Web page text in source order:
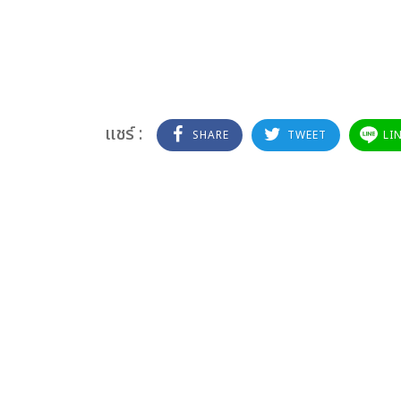
แชร์ : SHARE TWEET